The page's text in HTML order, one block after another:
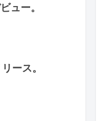
ュー。
ース。